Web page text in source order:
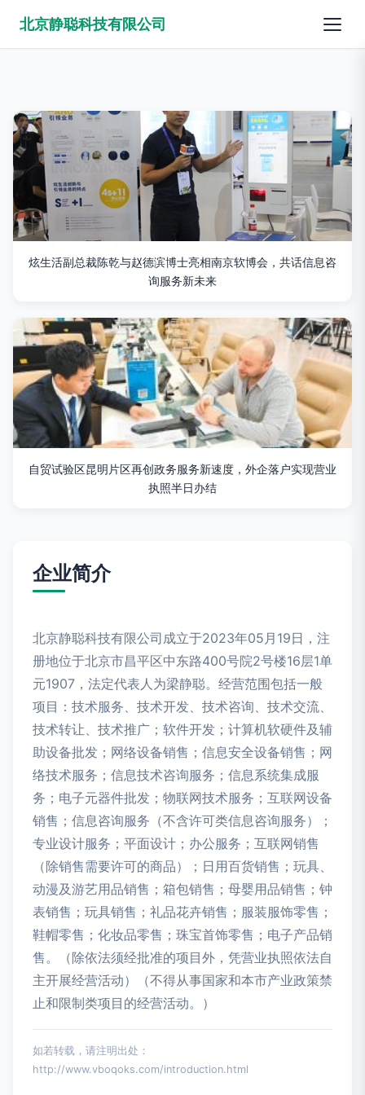
北京静聪科技有限公司
炫生活副总裁陈乾与赵德滨博士亮相南京软博会，共话信息咨
询服务新未来
自贸试验区昆明片区再创政务服务新速度，外企落户实现营业
执照半日办结
企业简介
北京静聪科技有限公司成立于2023年05月19日，注
册地位于北京市昌平区中东路400号院2号楼16层1单
元1907，法定代表人为梁静聪。经营范围包括一般
项目：技术服务、技术开发、技术咨询、技术交流、
技术转让、技术推广；软件开发；计算机软硬件及辅
助设备批发；网络设备销售；信息安全设备销售；网
络技术服务；信息技术咨询服务；信息系统集成服
务；电子元器件批发；物联网技术服务；互联网设备
销售；信息咨询服务（不含许可类信息咨询服务）；
专业设计服务；平面设计；办公服务；互联网销售
（除销售需要许可的商品）；日用百货销售；玩具、
动漫及游艺用品销售；箱包销售；母婴用品销售；钟
表销售；玩具销售；礼品花卉销售；服装服饰零售；
鞋帽零售；化妆品零售；珠宝首饰零售；电子产品销
售。（除依法须经批准的项目外，凭营业执照依法自
主开展经营活动）（不得从事国家和本市产业政策禁
止和限制类项目的经营活动。）
如若转载，请注明出处：
http://www.vboqoks.com/introduction.html